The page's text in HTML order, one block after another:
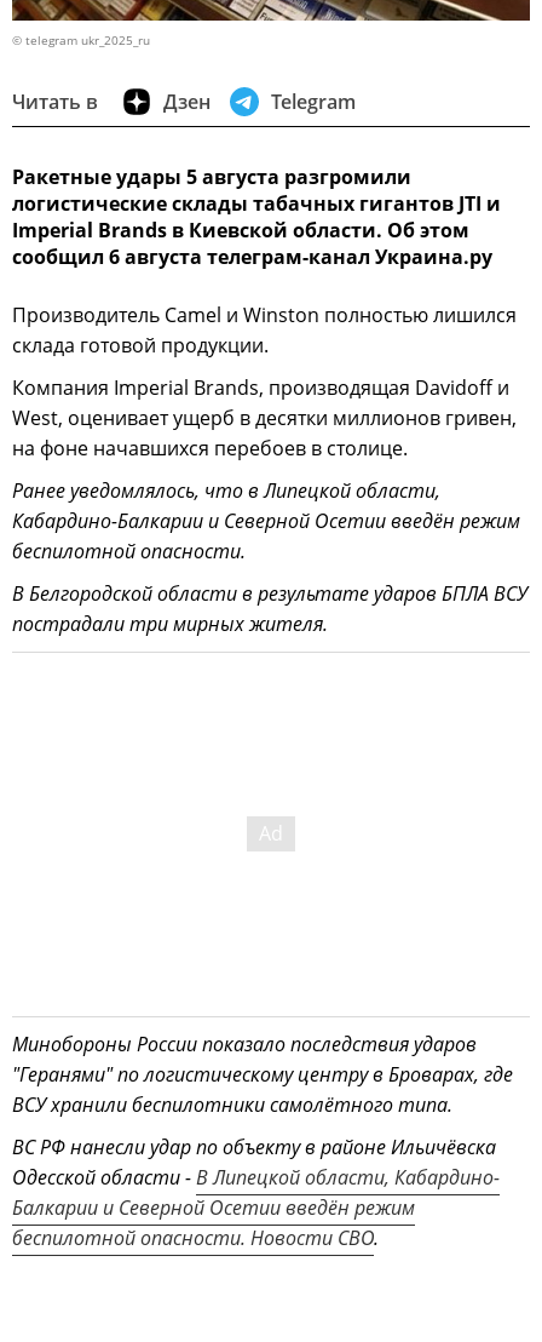
© telegram ukr_2025_ru
Читать в Дзен Telegram
Ракетные удары 5 августа разгромили
логистические склады табачных гигантов JTI и
Imperial Brands в Киевской области. Об этом
сообщил 6 августа телеграм-канал Украина.ру
Производитель Camel и Winston полностью лишился
склада готовой продукции.
Компания Imperial Brands, производящая Davidoff и
West, оценивает ущерб в десятки миллионов гривен,
на фоне начавшихся перебоев в столице.
Ранее уведомлялось, что в Липецкой области,
Кабардино-Балкарии и Северной Осетии введён режим
беспилотной опасности.
В Белгородской области в результате ударов БПЛА ВСУ
пострадали три мирных жителя.
Минобороны России показало последствия ударов
"Геранями" по логистическому центру в Броварах, где
ВСУ хранили беспилотники самолётного типа.
ВС РФ нанесли удар по объекту в районе Ильичёвска
Одесской области -В Липецкой области, Кабардино-
Балкарии и Северной Осетии введён режим
беспилотной опасности. Новости СВО.